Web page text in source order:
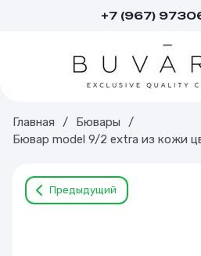
+7 (967)
Главная / Бювары
/
Бювар model 9/2 extra из кожи
Предыдущий